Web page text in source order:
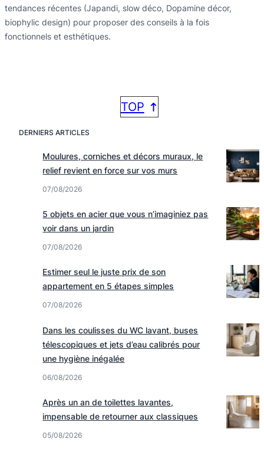
tendances récentes (Japandi, slow déco, Dopamine décor,
biophylic design) pour proposer des conseils à la fois
fonctionnels et esthétiques.
TOP
DERNIERS ARTICLES
Moulures, corniches et décors muraux, le
relief revient en force sur vos murs
07/08/2026
5 objets en acier que vous n’imaginiez pas
voir dans un jardin
07/08/2026
Estimer seul le juste prix de son
appartement en 5 étapes simples
07/08/2026
Dans les coulisses du WC lavant, buses
télescopiques et jets d’eau calibrés pour
une hygiène inégalée
06/08/2026
Après un an de toilettes lavantes,
impensable de retourner aux classiques
05/08/2026